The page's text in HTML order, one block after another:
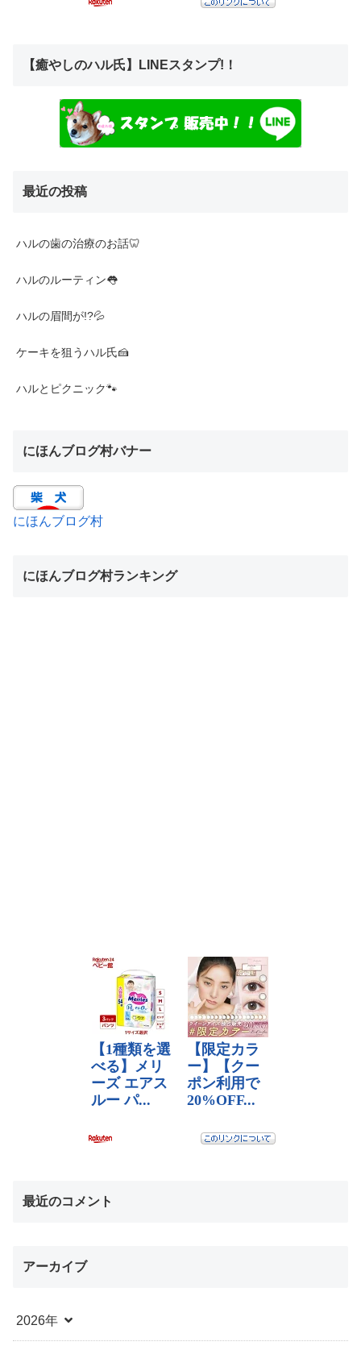
【癒やしのハル氏】LINEスタンプ!！
最近の投稿
ハルの歯の治療のお話🦷
ハルのルーティン👅
ハルの眉間が!?💦
ケーキを狙うハル氏🍰
ハルとピクニック🐾
にほんブログ村バナー
にほんブログ村
にほんブログ村ランキング
最近のコメント
アーカイブ
2026年